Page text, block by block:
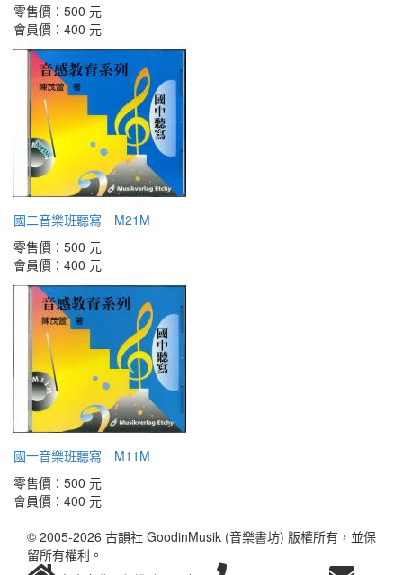
零售價： 500 元
會員價： 400 元
國二音樂班聽寫 M21M
零售價： 500 元
會員價： 400 元
國一音樂班聽寫 M11M
零售價： 500 元
會員價： 400 元
© 2005-2026 古韻社 GoodinMusik (音樂書坊) 版權所有，並保
留所有權利。